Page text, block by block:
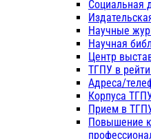
Социальная
Научные
Научная
Центр
ТГПУ в
Адреса/
Корпуса
Прием в
Повышение